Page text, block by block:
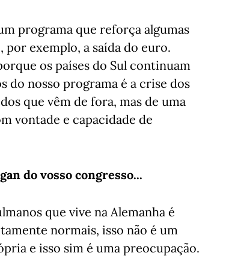
programa que reforça algumas
exemplo, a saída do euro.
os países do Sul continuam
do nosso programa é a crise dos
que vêm de fora, mas de uma
vontade e capacidade de
do vosso congresso...
que vive na Alemanha é
normais, isso não é um
e isso sim é uma preocupação.